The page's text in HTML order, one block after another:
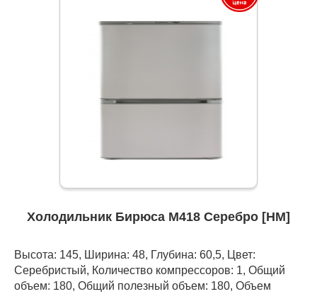
Холодильник Бирюса M418 Серебро [НМ]
Высота: 145, Ширина: 48, Глубина: 60,5, Цвет:
Серебристый, Количество компрессоров: 1, Общий
объем: 180, Общий полезный объем: 180, Объем